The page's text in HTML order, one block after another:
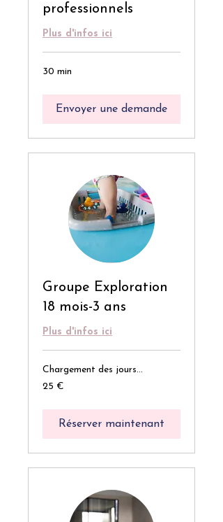
professionnels
Plus d'infos ici
30 min
Envoyer une demande
Groupe Exploration
18 mois-3 ans
Plus d'infos ici
Chargement des jours...
25
euros
25 €
Réserver maintenant